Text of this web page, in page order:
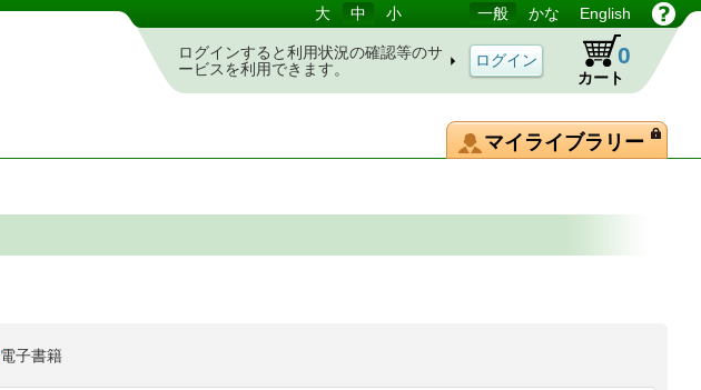
大 中 小 一般 かな English
ログインすると利用状況の確認等のサ
ービスを利用できます。
カート
0
マイライブラリー
電子書籍